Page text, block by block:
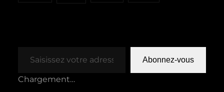
Abonnez-vous
Chargement…